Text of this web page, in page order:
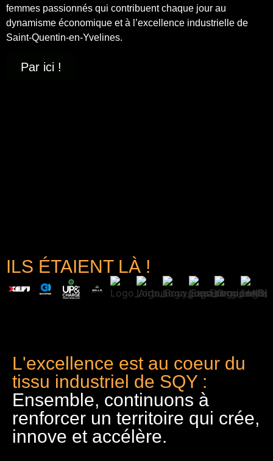
femmes passionnés qui contribuent chaque jour au
dynamisme économique et à l’excellence industrielle de
Saint-Quentin-en-Yvelines.
Par ici !
ILS ÉTAIENT LÀ !
L'excellence est au coeur du
tissu industriel de SQY :
Ensemble, continuons à
renforcer un territoire qui crée,
innove et accélère.